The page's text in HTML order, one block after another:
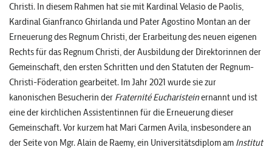
Christi. In diesem Rahmen hat sie mit Kardinal Velasio de Paolis,
Kardinal Gianfranco Ghirlanda und Pater Agostino Montan an der
Erneuerung des Regnum Christi, der Erarbeitung des neuen eigenen
Rechts für das Regnum Christi, der Ausbildung der Direktorinnen der
Gemeinschaft, den ersten Schritten und den Statuten der Regnum-
Christi-Föderation gearbeitet. Im Jahr 2021 wurde sie zur
kanonischen Besucherin der Fraternité Eucharisteinernannt und ist
eine der kirchlichen Assistentinnen für die Erneuerung dieser
Gemeinschaft. Vor kurzem hat Mari Carmen Avila, insbesondere an
der Seite von Mgr. Alain de Raemy, ein Universitätsdiplom am Institut